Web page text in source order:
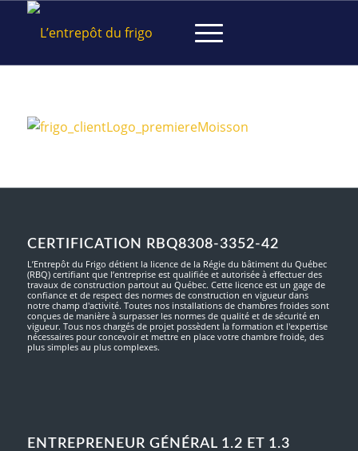
CERTIFICATION RBQ8308-3352-42
L’Entrepôt du Frigo détient la licence de la Régie du bâtiment du Québec
(RBQ) certifiant que l’entreprise est qualifiée et autorisée à effectuer des
travaux de construction partout au Québec. Cette licence est un gage de
confiance et de respect des normes de construction en vigueur dans
notre champ d'activité. Toutes nos installations de chambres froides sont
conçues de manière à surpasser les normes de qualité et de sécurité en
vigueur. Tous nos chargés de projet possèdent la formation et l'expertise
nécessaires pour concevoir et mettre en place votre chambre froide, des
plus simples au plus complexes.
ENTREPRENEUR GÉNÉRAL 1.2 ET 1.3